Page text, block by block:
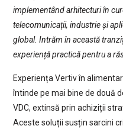
implementând arhitecturi în
telecomunicații, industrie și
global. Intrăm în această
experiență practică pentru a
Experiența Vertiv în
întinde pe mai bine de două
VDC, extinsă prin achiziții
Aceste soluții susțin sarcini